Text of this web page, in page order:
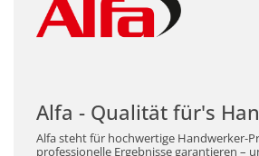
Alfa - Qualität für's
Alfa steht für hochwertige Handwerker-
professionelle Ergebnisse garantieren –